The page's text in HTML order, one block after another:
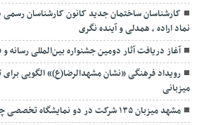
کارشناسان ساختمان جدید کانون کارشناسان
نماد اراده ، همدلی و آینده نگری
آغاز دریافت آثار دومین جشنواره بین‌المللی
رویداد فرهنگی «نشان مشهدالرضا(ع)» الگویی
میزبانی
مشهد میزبان ۱۳۵ شرکت در دو نمایشگاه تخصصی چاپ و صنایع غذایی